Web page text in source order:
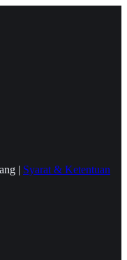
| Syarat & Ketentuan